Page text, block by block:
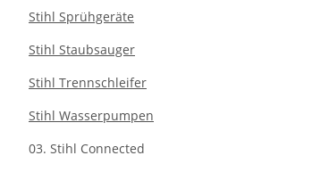
Stihl Sprühgeräte
Stihl Staubsauger
Stihl Trennschleifer
Stihl Wasserpumpen
03. Stihl Connected